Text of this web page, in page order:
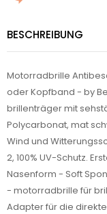
BESCHREIBUNG
Motorradbrille
oder Kopfband - by
brillenträger mit
Polycarbonat, mat
Wind und
2, 100% UV-Schutz.
Nasenform - Soft
- motorradbrille für
Adapter für die